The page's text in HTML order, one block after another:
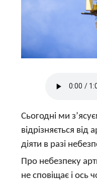
Сьогодні ми
відрізняється від
діяти в разі
Про небезпеку
не сповіщає і ось